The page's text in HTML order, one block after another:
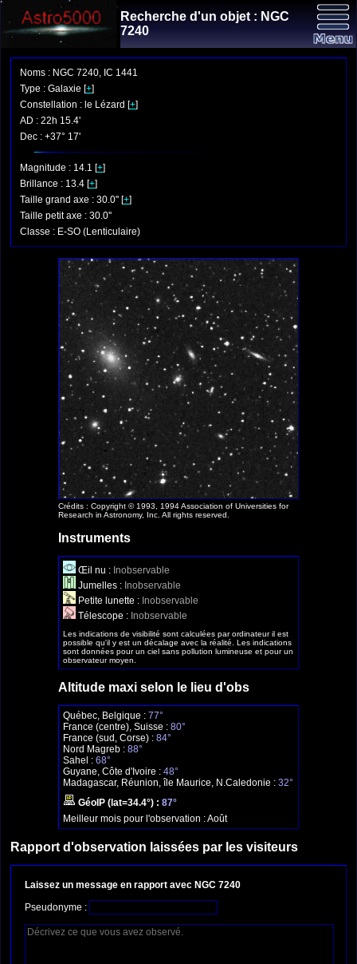
Recherche d'un objet : NGC
7240
Noms : NGC 7240, IC 1441
Type : Galaxie [+]
Constellation : le Lézard [+]
AD : 22h 15.4'
Dec : +37° 17'
Magnitude : 14.1 [+]
Brillance : 13.4 [+]
Taille grand axe : 30.0'' [+]
Taille petit axe : 30.0''
Classe : E-SO (Lenticulaire)
Crédits : Copyright © 1993, 1994 Association of Universities for
Research in Astronomy, Inc. All rights reserved.
Instruments
Œil nu : Inobservable
Jumelles : Inobservable
Petite lunette : Inobservable
Télescope : Inobservable
Les indications de visibilité sont calculées par ordinateur il est
possible qu'il y est un décalage avec la réalité. Les indications
sont données pour un ciel sans pollution lumineuse et pour un
observateur moyen.
Altitude maxi selon le lieu d'obs
Québec, Belgique : 77°
France (centre), Suisse : 80°
France (sud, Corse) : 84°
Nord Magreb : 88°
Sahel : 68°
Guyane, Côte d'Ivoire : 48°
Madagascar, Réunion, île Maurice, N.Caledonie : 32°
GéoIP (lat=34.4°) : 87°
Meilleur mois pour l'observation :Août
Rapport d'observation laissées par les visiteurs
Laissez un message en rapport avec NGC 7240
Pseudonyme :